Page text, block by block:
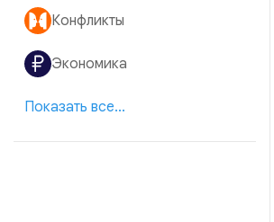
Конфликты
Экономика
Показать все...